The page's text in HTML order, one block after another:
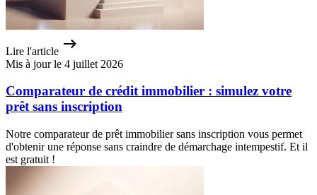
Lire l'article
Mis à jour le 4 juillet 2026
Comparateur de crédit immobilier : simulez votre
prêt sans inscription
Notre comparateur de prêt immobilier sans inscription vous permet
d'obtenir une réponse sans craindre de démarchage intempestif. Et il
est gratuit !